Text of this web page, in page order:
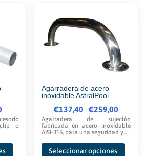
de
producto
–
o
Este
Agarradera de acero
inoxidable AstralPool
€137,40 -€259,00
Rango
de
precios:
desde
Agarradera de sujeción
fabricada en acero inoxidable
AISI-316, para una seguridad y...
Seleccionar opciones
Este